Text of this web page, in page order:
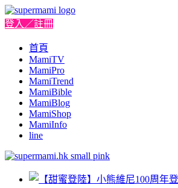
登入／註冊
首頁
MamiTV
MamiPro
MamiTrend
MamiBible
MamiBlog
MamiShop
MamiInfo
line